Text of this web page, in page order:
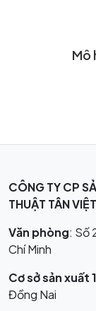
Mô
CÔNG TY CP
THUẬT TÂN VIỆT
Văn phòng: Số
Chí Minh
Cơ sở sản xuất 1
Đồng Nai